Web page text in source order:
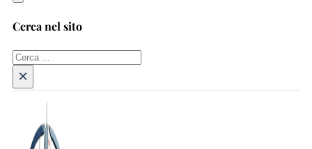
Cerca nel sito
Cerca
×